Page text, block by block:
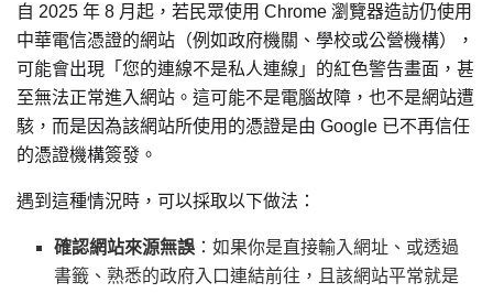
自 2025 年 8 月起，若民眾使用 Chrome 瀏覽器造訪仍使用
中華電信憑證的網站（例如政府機關、學校或公營機構），
可能會出現「您的連線不是私人連線」的紅色警告畫面，甚
至無法正常進入網站。這可能不是電腦故障，也不是網站遭
駭，而是因為該網站所使用的憑證是由 Google 已不再信任
的憑證機構簽發。
遇到這種情況時，可以採取以下做法：
確認網站來源無誤 ：如果你是直接輸入網址、或透過
書籤、熟悉的政府入口連結前往，且該網站平常就是